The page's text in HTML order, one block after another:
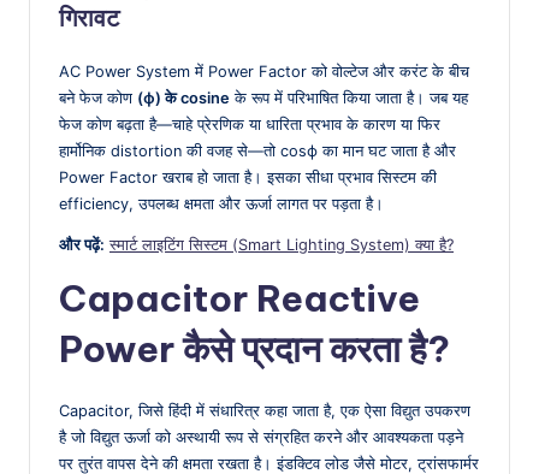
गिरावट
AC Power System में Power Factor को वोल्टेज और करंट के बीच
बने फेज कोण (ϕ) के cosine के रूप में परिभाषित किया जाता है। जब यह
फेज कोण बढ़ता है—चाहे प्रेरणिक या धारिता प्रभाव के कारण या फिर
हार्मोनिक distortion की वजह से—तो cosϕ का मान घट जाता है और
Power Factor खराब हो जाता है। इसका सीधा प्रभाव सिस्टम की
efficiency, उपलब्ध क्षमता और ऊर्जा लागत पर पड़ता है।
और पढ़ें: स्मार्ट लाइटिंग सिस्टम (Smart Lighting System) क्या है?
Capacitor Reactive
Power कैसे प्रदान करता है?
Capacitor, जिसे हिंदी में संधारित्र कहा जाता है, एक ऐसा विद्युत उपकरण
है जो विद्युत ऊर्जा को अस्थायी रूप से संग्रहित करने और आवश्यकता पड़ने
पर तुरंत वापस देने की क्षमता रखता है। इंडक्टिव लोड जैसे मोटर, ट्रांसफार्मर